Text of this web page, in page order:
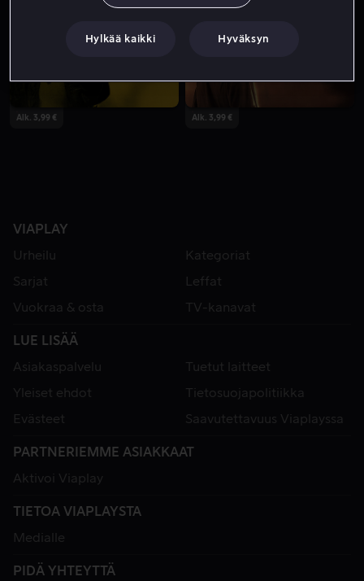
Alk. 3,99 € Alk. 3,99 €
VIAPLAY
Urheilu
Kategoriat
Sarjat
Leffat
Vuokraa & osta
TV-kanavat
LUE LISÄÄ
Asiakaspalvelu
Tuetut laitteet
Yleiset ehdot
Tietosuojapolitiikka
Evästeet
Saavutettavuus Viaplayssa
PARTNERIEMME ASIAKKAAT
Aktivoi Viaplay
TIETOA VIAPLAYSTA
Medialle
PIDÄ YHTEYTTÄ
Hylkää kaikki Hyväksyn